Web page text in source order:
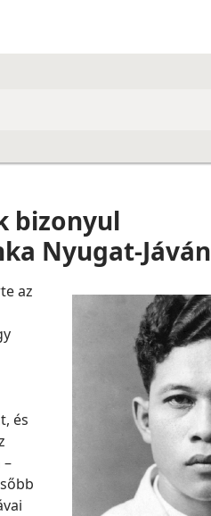
bizonyul
Nyugat-Jáván
az
és
–